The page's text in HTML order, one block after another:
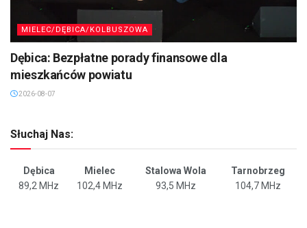
MIELEC/DĘBICA/KOLBUSZOWA
Dębica: Bezpłatne porady finansowe dla
mieszkańców powiatu
2026-08-07
Słuchaj Nas:
Dębica Mielec Stalowa Wola
Tarnobrzeg
89,2 MHz
102,4 MHz 93,5 MHz 104,7 MHz